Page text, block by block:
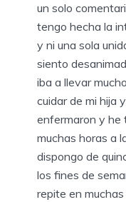
un solo
tengo hecha la
y ni una sola
siento
iba a llevar
cuidar de mi hija
enfermaron y he
muchas horas a
dispongo de
los fines de
repite en